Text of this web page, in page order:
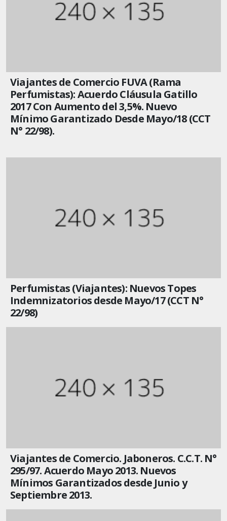
Viajantes de Comercio FUVA (Rama
Perfumistas): Acuerdo Cláusula Gatillo
2017 Con Aumento del 3,5%. Nuevo
Mínimo Garantizado Desde Mayo/18 (CCT
N° 22/98).
Perfumistas (Viajantes): Nuevos Topes
Indemnizatorios desde Mayo/17 (CCT N°
22/98)
Viajantes de Comercio. Jaboneros. C.C.T. N°
295/97. Acuerdo Mayo 2013. Nuevos
Mínimos Garantizados desde Junio y
Septiembre 2013.